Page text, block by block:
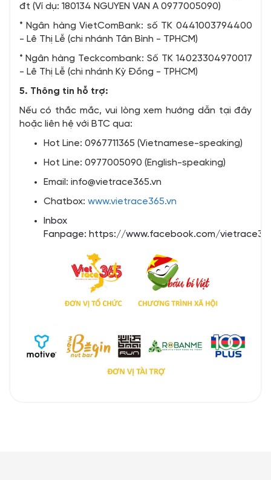
đt (Ví dụ: 180134 NGUYEN VAN A 0977005090)
* Ngân hàng VietComBank: số TK 0441003794400
- Lê Thị Lễ (chi nhánh Tân Bình - TPHCM)
* Ngân hàng Teckcombank: Số TK 14023304970017
- Lê Thị Lễ (chi nhánh Kỳ Đồng - TPHCM)
5. Thông tin hỗ trợ:
Nếu có thắc mắc, vui lòng xem hướng dẫn tại đây
hoặc liên hệ với BTC qua:
Hot Line: 0967711365 (Vietnamese-speaking)
Hot Line: 0977005090 (English-speaking)
Email: info@vietrace365.vn
Chatbox: www.vietrace365.vn
Inbox
Fanpage: https://www.facebook.com/